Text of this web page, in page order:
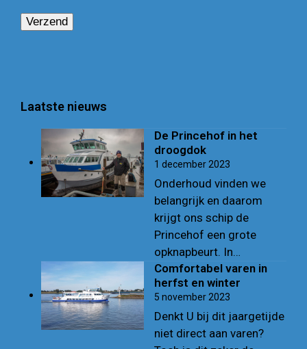
Laatste nieuws
De Princehof in het
droogdok
1 december 2023
Onderhoud vinden we
belangrijk en daarom
krijgt ons schip de
Princehof een grote
opknapbeurt. In…
Comfortabel varen in
herfst en winter
5 november 2023
Denkt U bij dit jaargetijde
niet direct aan varen?